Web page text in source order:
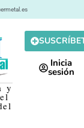
y
Inicia
sesión